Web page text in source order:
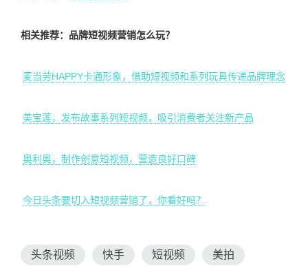
相关推荐：品牌短视频营销怎么玩？
麦当劳HAPPY卡通形象，借助短视频和系列玩具传递品牌理念
美宝莲，发布故事系列短视频，吸引消费者关注新产品
奥利奥，制作创意短视频，营造良好口碑
今日头条要切入短视频营销了，你看好吗？
头条视频 快手 短视频 美拍